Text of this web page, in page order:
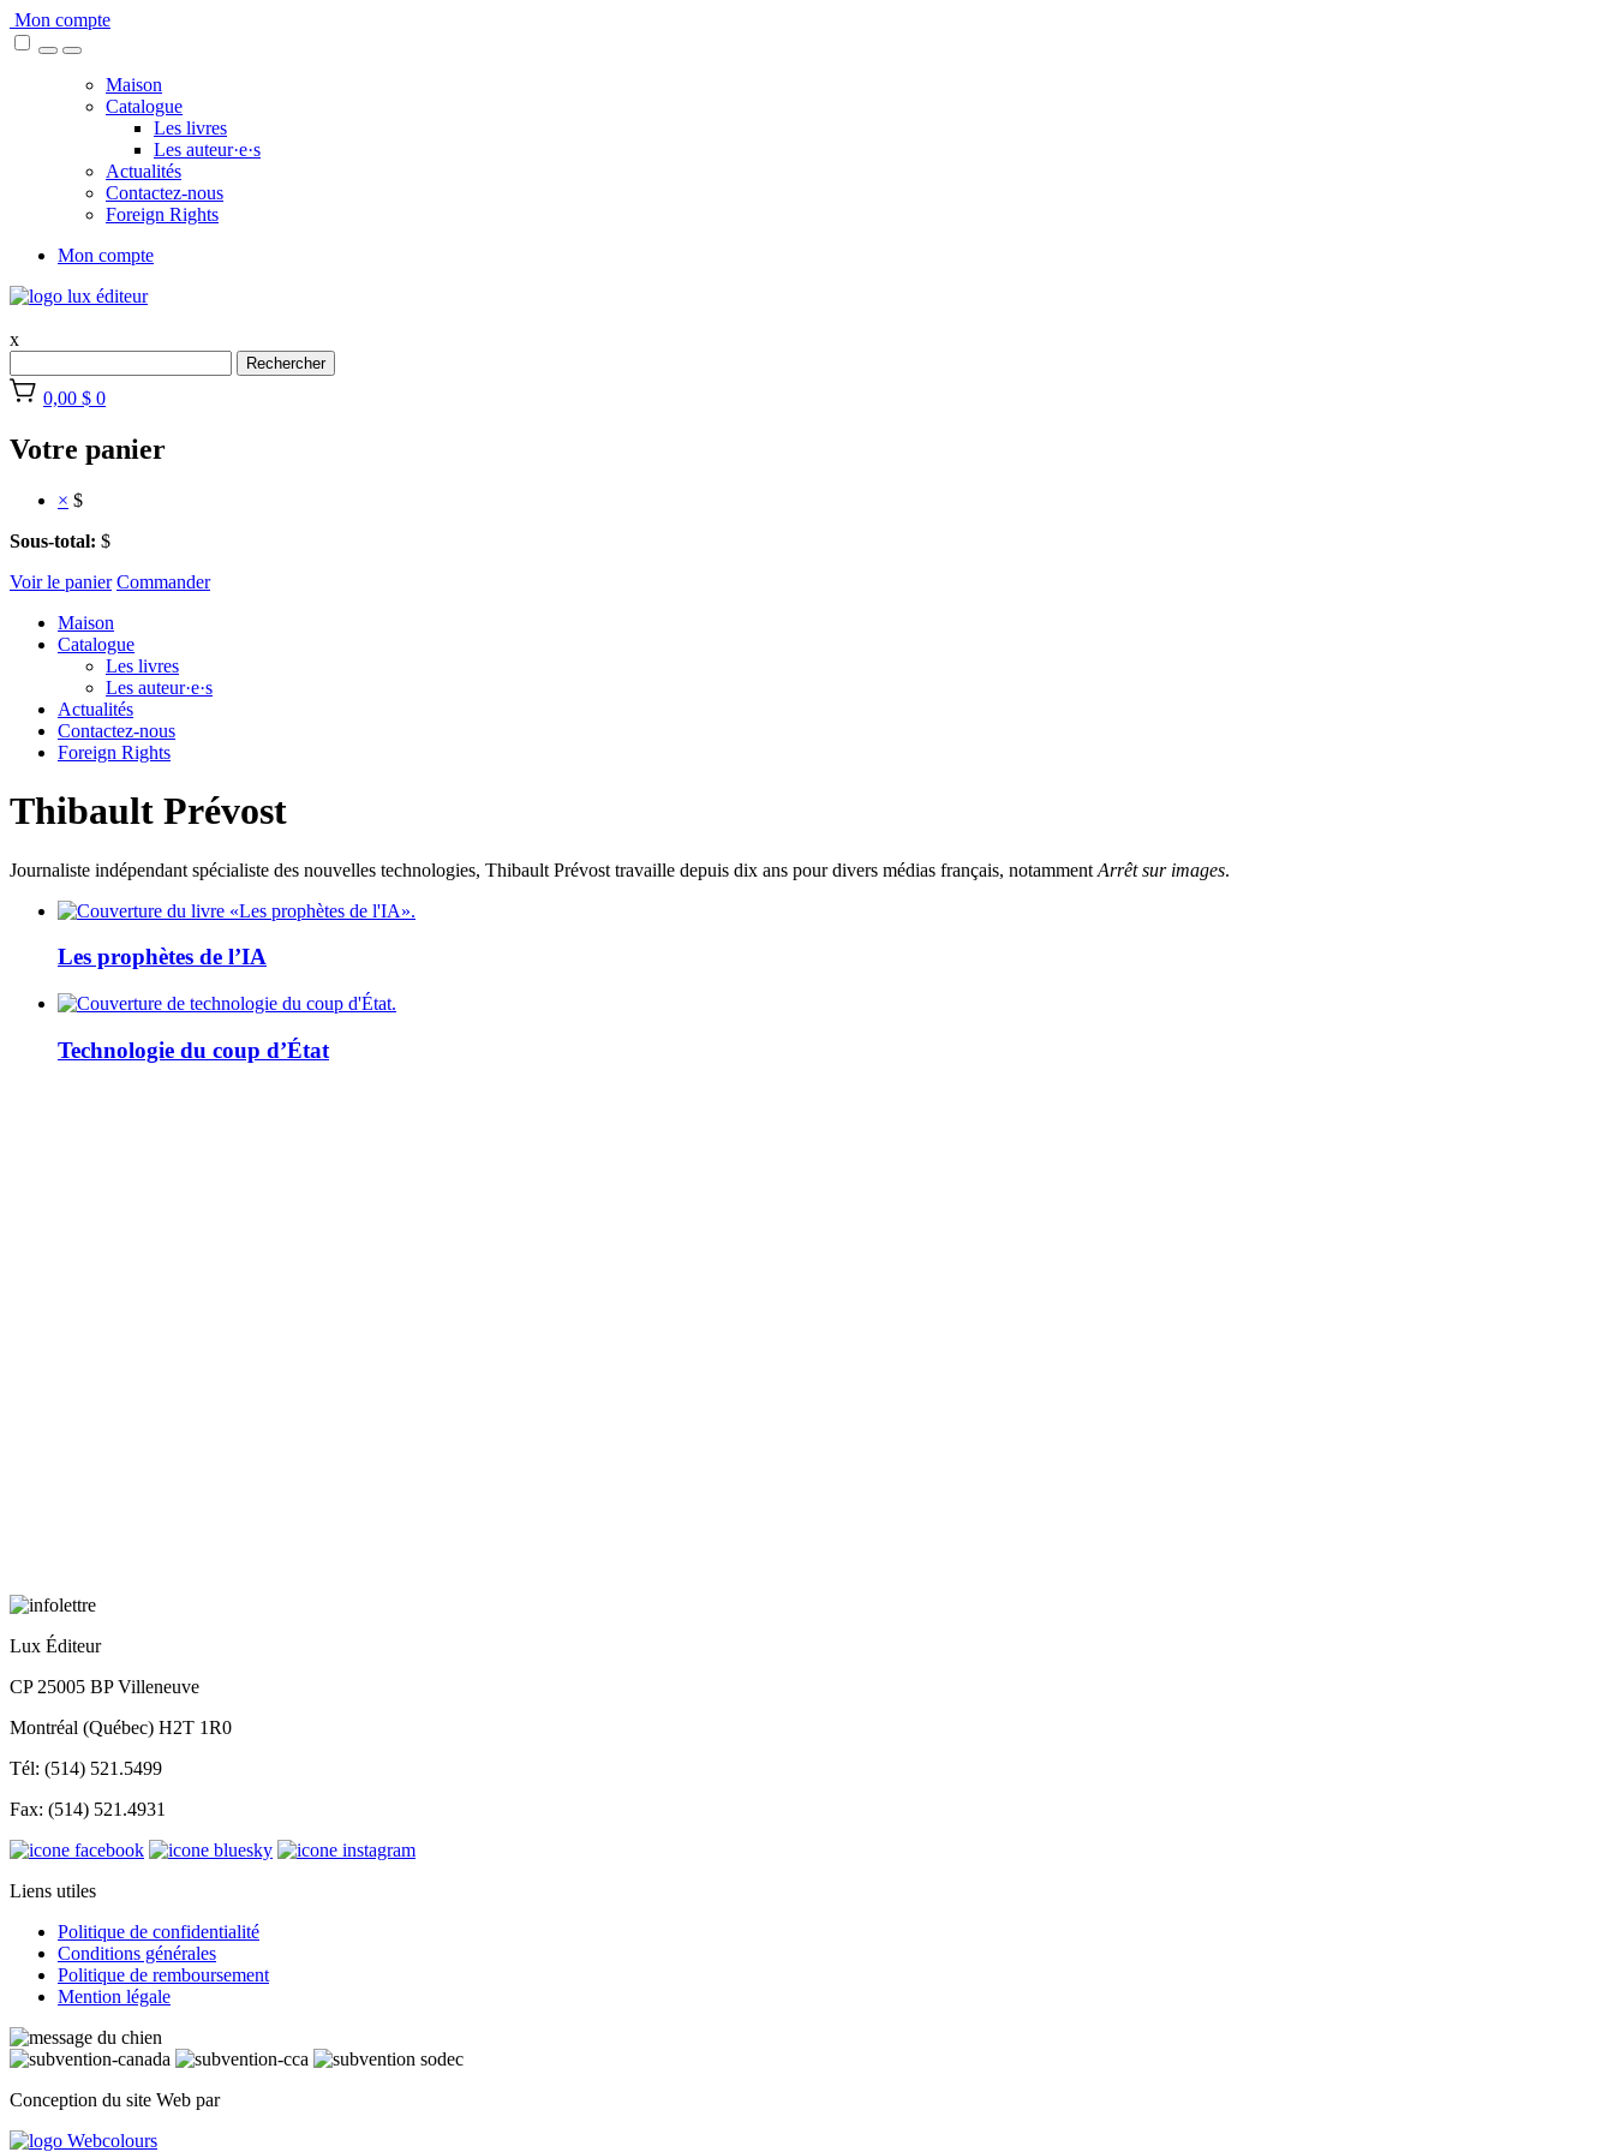
Skip
to
Mon compte
Maison
Catalogue
Les livres
Les auteur·e·s
Actualités
Contactez-nous
Foreign Rights
Mon compte
x
Rechercher
0,00 $ 0
Votre panier
× $
Sous-total: $
Voir le panier Commander
Maison
Catalogue
Les livres
Les auteur·e·s
Actualités
Contactez-nous
Foreign Rights
Thibault Prévost
Journaliste indépendant spécialiste des nouvelles technologies, Thibault Prévost travaille depuis dix ans pour divers médias français, notamment Arrêt sur images.
Les prophètes de l’IA
Technologie du coup d’État
Lux Éditeur
CP 25005 BP Villeneuve
Montréal (Québec) H2T 1R0
Tél: (514) 521.5499
Fax: (514) 521.4931
Liens utiles
Politique de confidentialité
Conditions générales
Politique de remboursement
Mention légale
Conception du site Web par